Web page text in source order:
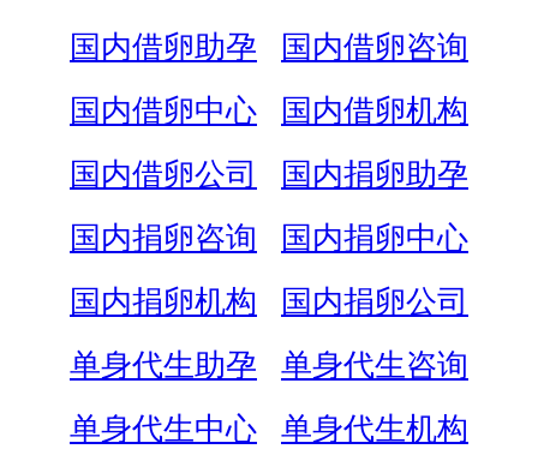
国内借卵助孕
国内借卵咨询
国内借卵中心
国内借卵机构
国内借卵公司
国内捐卵助孕
国内捐卵咨询
国内捐卵中心
国内捐卵机构
国内捐卵公司
单身代生助孕
单身代生咨询
单身代生中心
单身代生机构